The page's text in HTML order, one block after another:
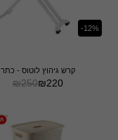
-12%
קרש גיהוץ לוטוס - כתר
₪250₪220